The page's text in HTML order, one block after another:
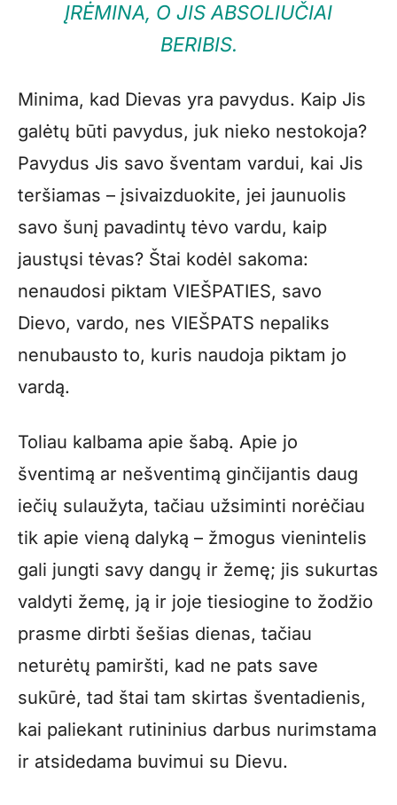
ĮRĖMINA, O JIS ABSOLIUČIAI
BERIBIS.
Minima, kad Dievas yra pavydus. Kaip Jis
galėtų būti pavydus, juk nieko nestokoja?
Pavydus Jis savo šventam vardui, kai Jis
teršiamas – įsivaizduokite, jei jaunuolis
savo šunį pavadintų tėvo vardu, kaip
jaustųsi tėvas? Štai kodėl sakoma:
nenaudosi piktam VIEŠPATIES, savo
Dievo, vardo, nes VIEŠPATS nepaliks
nenubausto to, kuris naudoja piktam jo
vardą.
Toliau kalbama apie šabą. Apie jo
šventimą ar nešventimą ginčijantis daug
iečių sulaužyta, tačiau užsiminti norėčiau
tik apie vieną dalyką – žmogus vienintelis
gali jungti savy dangų ir žemę; jis sukurtas
valdyti žemę, ją ir joje tiesiogine to žodžio
prasme dirbti šešias dienas, tačiau
neturėtų pamiršti, kad ne pats save
sukūrė, tad štai tam skirtas šventadienis,
kai paliekant rutininius darbus nurimstama
ir atsidedama buvimui su Dievu.